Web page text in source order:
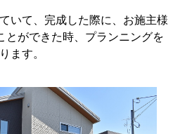
いて、完成した際に、お施主様
とができた時、プランニングを
ます。